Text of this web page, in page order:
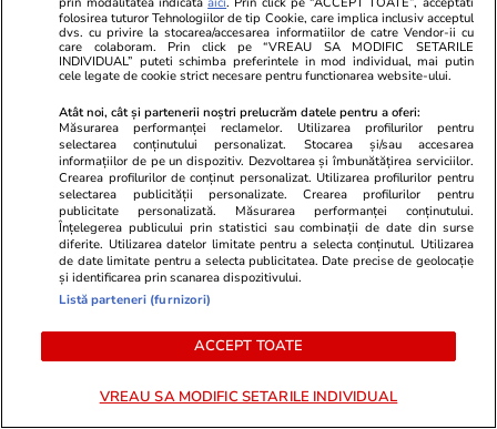
ZiaruldeIasi.ro
Delta urbană de la Iași ar urma
să dreneze 36,5 milioane de lei.
Studiul de fezabilitate este gata,
iar consilierii locali sunt chemați
să aprobe investiția
Fanatik.ro
Vasile
„Am plâns
finalul
ULTIMELE ȘTIRI
Ciurila din Cluj e „spaima hackerilor”. Satul
care le dă lecții instituțiilor naționale
folosirea tuturor Tehnologiilor de tip Cookie, care implica inclusiv acceptul
dvs. cu privire la stocarea/accesarea informatiilor de catre Vendor-ii cu
care colaboram. Prin click pe “VREAU SA MODIFIC SETARILE
INDIVIDUAL” puteti schimba preferintele in mod individual, mai putin
cele legate de cookie strict necesare pentru functionarea website-ului.
Atât noi, cât și partenerii noștri prelucrăm datele pentru a oferi:
Măsurarea performanței reclamelor. Utilizarea profilurilor pentru
selectarea conținutului personalizat. Stocarea și/sau accesarea
informațiilor de pe un dispozitiv. Dezvoltarea și îmbunătățirea serviciilor.
Crearea profilurilor de conținut personalizat. Utilizarea profilurilor pentru
selectarea publicității personalizate. Crearea profilurilor pentru
publicitate personalizată. Măsurarea performanței conținutului.
Înțelegerea publicului prin statistici sau combinații de date din surse
diferite. Utilizarea datelor limitate pentru a selecta conținutul. Utilizarea
de date limitate pentru a selecta publicitatea. Date precise de geolocație
și identificarea prin scanarea dispozitivului.
Listă parteneri (furnizori)
ACCEPT TOATE
VREAU SA MODIFIC SETARILE INDIVIDUAL